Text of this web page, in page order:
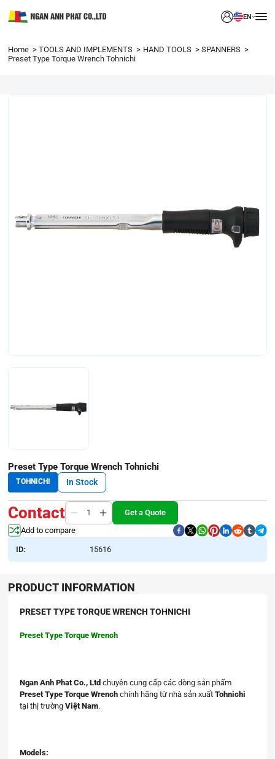
EN
Home TOOLS AND IMPLEMENTS HAND TOOLS
SPANNERS
Preset Type Torque Wrench Tohnichi
Preset Type Torque Wrench Tohnichi
TOHNICHI In Stock
Contact
Get a Quote
Add to compare
ID: 15616
PRODUCT INFORMATION
PRESET TYPE TORQUE WRENCH TOHNICHI
Preset Type Torque Wrench
Ngan Anh Phat Co., Ltdchuyên cung cấp các dòng sản phẩm
Preset Type Torque Wrenchchính hãng từ nhà sản xuất Tohnichi
tại thị trường Việt Nam.
Models: